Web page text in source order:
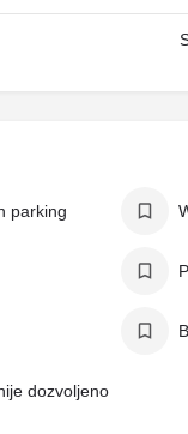
parking
dozvoljeno